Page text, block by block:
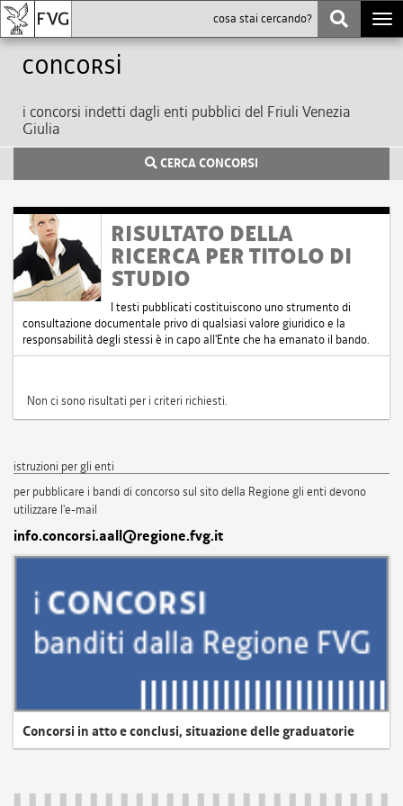
Concorsi
i concorsi indetti dagli enti pubblici del Friuli Venezia
Giulia
CERCA CONCORSI
RISULTATO DELLA
RICERCA PER TITOLO DI
STUDIO
I testi pubblicati costituiscono uno strumento di
consultazione documentale privo di qualsiasi valore giuridico e la
responsabilità degli stessi è in capo all'Ente che ha emanato il bando.
Non ci sono risultati per i criteri richiesti.
istruzioni per gli enti
per pubblicare i bandi di concorso sul sito della Regione gli enti devono
utilizzare l'e-mail
info.concorsi.aall@regione.fvg.it
Concorsi in atto e conclusi, situazione delle graduatorie